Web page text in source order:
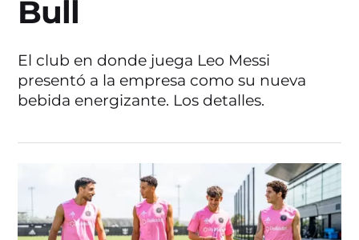
Bull
El club en donde juega Leo Messi
presentó a la empresa como su nueva
bebida energizante. Los detalles.